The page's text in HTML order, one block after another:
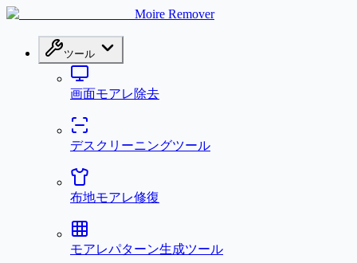
Moire Remover
ツール
画面モアレ除去
デスクリーニングツール
布地モアレ修復
モアレパターン生成ツール